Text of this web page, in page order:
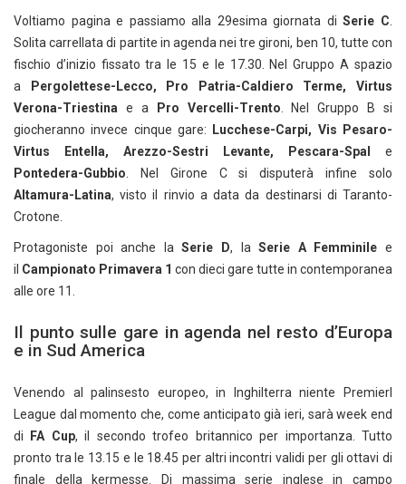
Voltiamo pagina e passiamo alla 29esima giornata di Serie C.
Solita carrellata di partite in agenda nei tre gironi, ben 10, tutte con
fischio d’inizio fissato tra le 15 e le 17.30. Nel Gruppo A spazio
a
Pergolettese-Lecco, Pro Patria-Caldiero Terme, Virtus
Verona-Triestina e a Pro Vercelli-Trento. Nel Gruppo B si
giocheranno invece cinque gare:
Lucchese-Carpi, Vis Pesaro-
Virtus Entella, Arezzo-Sestri Levante, Pescara-Spal e
Pontedera-Gubbio. Nel Girone C si disputerà infine solo
Altamura-Latina, visto il rinvio a data da destinarsi di Taranto-
Crotone.
Protagoniste poi anche laSerie D, laSerie A Femminile e
il Campionato Primavera 1 con dieci gare tutte in contemporanea
alle ore 11.
Il punto sulle gare in agenda nel resto d’Europa
e in Sud America
Venendo al palinsesto europeo, in Inghilterra niente Premierl
League dal momento che, come anticipato già ieri, sarà week end
di
FA Cup, il secondo trofeo britannico per importanza. Tutto
pronto tra le 13.15 e le 18.45 per altri incontri validi per gli ottavi di
finale della kermesse. Di massima serie inglese in campo